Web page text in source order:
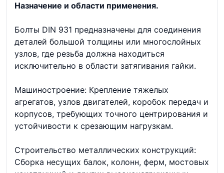
Назначение и области применения.
Болты DIN 931 предназначены для соединения
деталей большой толщины или многослойных
узлов, где резьба должна находиться
исключительно в области затягивания гайки.
Машиностроение: Крепление тяжелых
агрегатов, узлов двигателей, коробок передач и
корпусов, требующих точного центрирования и
устойчивости к срезающим нагрузкам.
Строительство металлических конструкций:
Сборка несущих балок, колонн, ферм, мостовых